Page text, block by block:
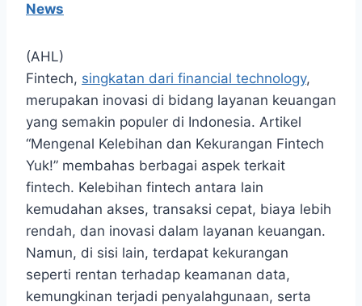
News
(AHL)
Fintech, singkatan dari financial technology,
merupakan inovasi di bidang layanan keuangan
yang semakin populer di Indonesia. Artikel
“Mengenal Kelebihan dan Kekurangan Fintech
Yuk!” membahas berbagai aspek terkait
fintech. Kelebihan fintech antara lain
kemudahan akses, transaksi cepat, biaya lebih
rendah, dan inovasi dalam layanan keuangan.
Namun, di sisi lain, terdapat kekurangan
seperti rentan terhadap keamanan data,
kemungkinan terjadi penyalahgunaan, serta